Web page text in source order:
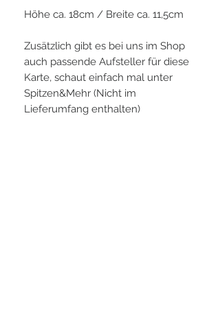
Höhe ca. 18cm / Breite ca. 11,5cm
Zusätzlich gibt es bei uns im Shop
auch passende Aufsteller für diese
Karte, schaut einfach mal unter
Spitzen&Mehr (Nicht im
Lieferumfang enthalten)